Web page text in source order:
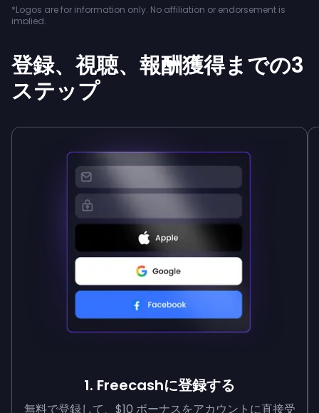
*Logos are for information only. No affiliation or endorsement is
implied.
登録、視聴、報酬獲得までの3
ステップ
1. Freecashに登録する
無料で登録して、$10 ボーナスをアカウントに直接受